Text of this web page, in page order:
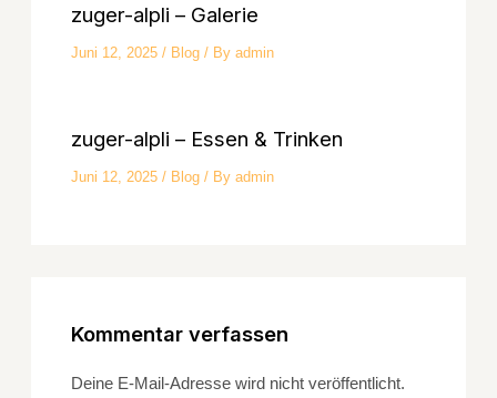
zuger-alpli – Galerie
Juni 12, 2025/ Blog / Byadmin
zuger-alpli – Essen & Trinken
Juni 12, 2025/ Blog / Byadmin
Kommentar verfassen
Deine E-Mail-Adresse wird nicht veröffentlicht.